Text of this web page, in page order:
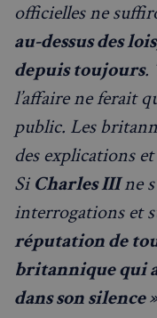
officielles ne
au-dessus des
depuis toujours.
l’affaire ne ferait
public. Les
des explications
Si Charles IIIne
interrogations et
réputation de
britannique qui
dans son silence»